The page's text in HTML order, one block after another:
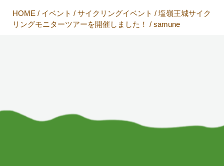
HOME / イベント / サイクリングイベント / 塩嶺王城サイク
リングモニターツアーを開催しました！ / samune